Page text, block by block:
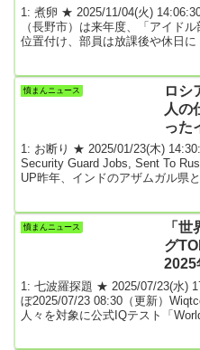
1: 煮卵 ★ 2025/11/04(火)
（長野市）は来年度、「アイド
位置付け、部員は放課後や休日
スンと説明会を行う。アイドル
動。専門の講師陣によるレッス
信、ライブやイベント、テレビ...
憤まんニュース
ロシ
人の
った
れ、
不明
1: お断り ★ 2025/01/23(木)
Security Guard Jobs, Sent To
UP昨年、インドのアザムガル県
となっている。彼らはロシアで
仕事を持ち...
憤まんニュース
「
グ
2025
1: 七波羅探題 ★ 2025/07/23(水)
ぼ2025/07/23 08:30（更新）
人々を対象に公式IQテスト「